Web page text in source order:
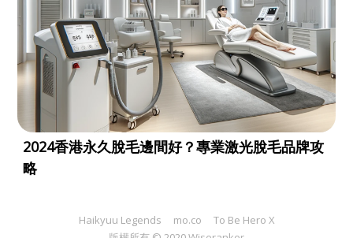
2024香港永久脫毛邊間好？專業激光脫毛品牌攻
略
Haikyuu Legends mo.co
To Be Hero X